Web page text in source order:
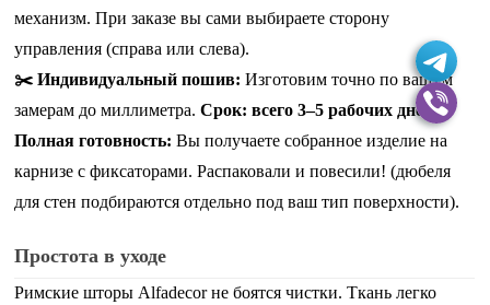
механизм. При заказе вы сами выбираете сторону
управления (справа или слева).
✂️ Индивидуальный пошив: Изготовим точно по вашим
замерам до миллиметра.Срок: всего 3–5 рабочих дней.
Полная готовность: Вы получаете собранное изделие на
карнизе с фиксаторами. Распаковали и повесили!(дюбеля
для стен подбираются отдельно под ваш тип поверхности).
Простота в уходе
Римские шторы Alfadecor не боятся чистки. Ткань легко